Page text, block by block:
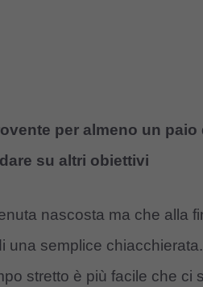
per almeno un
su altri obiettivi
nascosta ma che alla
una semplice chiacchierata.
stretto è più facile che